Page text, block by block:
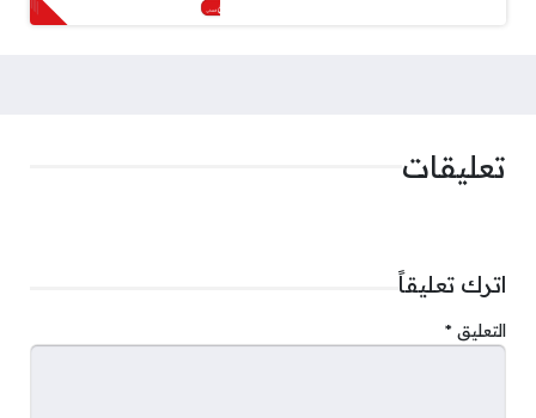
تعليقات
اترك تعليقاً
التعليق *